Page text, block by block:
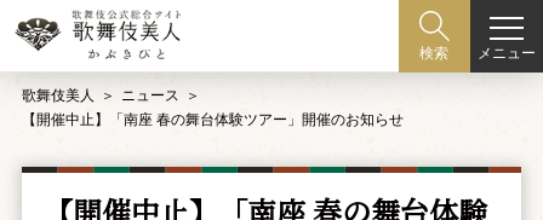
検索 メニュー
歌舞伎美人
ニュース
【開催中止】「南座 春の舞台体験ツアー」開催のお知らせ
【開催中止】「南座 春の舞台体験